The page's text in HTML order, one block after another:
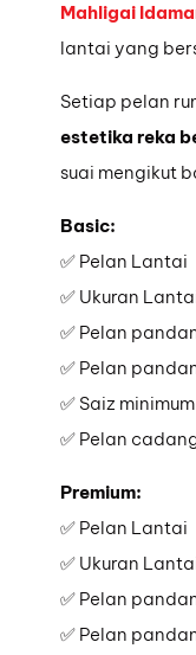
Mahligai
lantai yang
Setiap pelan
estetika reka
suai mengikut
Basic:
✅ Pelan Lantai
✅ Ukuran
✅ Pelan
✅ Pelan
✅ Saiz
✅ Pelan
Premium:
✅ Pelan Lantai
✅ Ukuran
✅ Pelan
✅ Pelan